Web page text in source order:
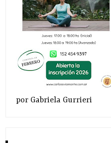
por Gabriela Gurrieri